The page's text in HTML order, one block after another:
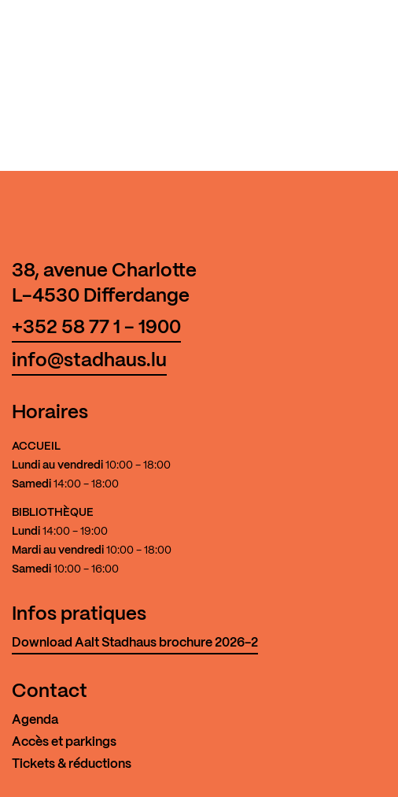
38, avenue Charlotte
L-4530 Differdange
+352 58 77 1 - 1900
info@stadhaus.lu
Horaires
ACCUEIL
Lundi au vendredi 10:00 - 18:00
Samedi 14:00 - 18:00
BIBLIOTHÈQUE
Lundi 14:00 - 19:00
Mardi au vendredi 10:00 - 18:00
Samedi 10:00 - 16:00
Infos pratiques
Download Aalt Stadhaus brochure 2026-2
Contact
Agenda
Accès et parkings
Tickets & réductions